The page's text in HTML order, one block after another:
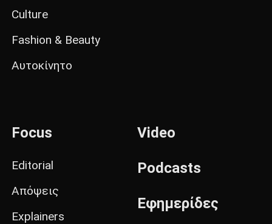
Culture
Fashion & Beauty
Αυτοκίνητο
Focus
Editorial
Απόψεις
Explainers
Video
Podcasts
Εφημερίδες